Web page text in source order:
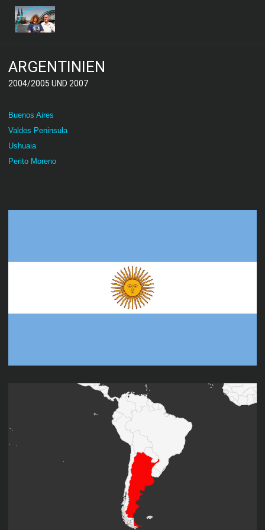
ARGENTINIEN
2004/2005 UND 2007
Buenos Aires
Valdes Peninsula
Ushuaia
Perito Moreno
Flagge Argentinien; Quelle: https://www.welt-flaggen.de